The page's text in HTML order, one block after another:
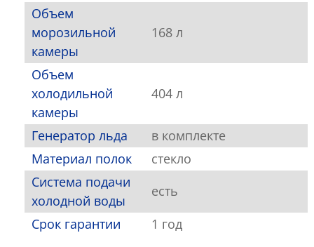
Объем
морозильной
камеры
168 л
Объем
холодильной
камеры
404 л
Генератор льда
в комплекте
Материал полок
стекло
Система подачи
холодной воды
есть
Срок гарантии
1 год